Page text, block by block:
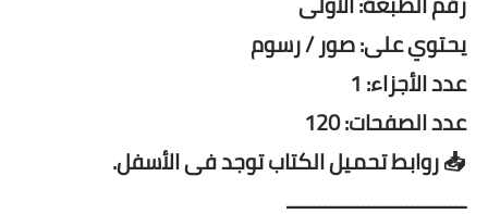
يحتوي على: صور / رسوم
عدد الأجزاء: 1
عدد الصفحات: 120
📥 روابط تحميل الكتاب توجد فى الأسفل.
ـــــــــــــــــــــــــــــــــ